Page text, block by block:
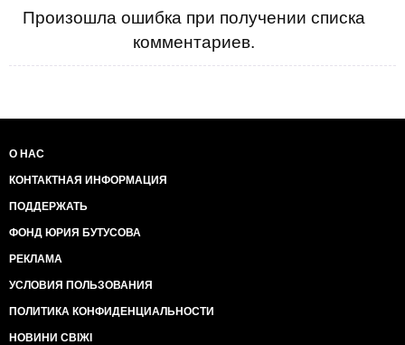
Произошла ошибка при получении списка
комментариев.
О НАС
КОНТАКТНАЯ ИНФОРМАЦИЯ
ПОДДЕРЖАТЬ
ФОНД ЮРИЯ БУТУСОВА
РЕКЛАМА
УСЛОВИЯ ПОЛЬЗОВАНИЯ
ПОЛИТИКА КОНФИДЕНЦИАЛЬНОСТИ
НОВИНИ СВІЖІ